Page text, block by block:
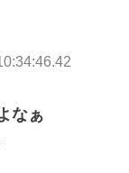
なぁ